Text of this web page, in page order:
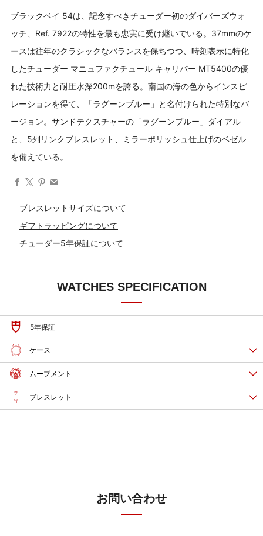
価
格
ブラックベイ 54は、記念すべきチューダー初のダイバーズウォ
ッチ、Ref. 7922の特性を最も忠実に受け継いでいる。37mmのケ
ースは往年のクラシックなバランスを保ちつつ、時刻表示に特化
したチューダー マニュファクチュール キャリバー MT5400の優
れた技術力と耐圧水深200mを誇る。南国の海の色からインスピ
レーションを得て、「ラグーンブルー」と名付けられた特別なバ
ージョン。サンドテクスチャーの「ラグーンブルー」ダイアル
と、5列リンクブレスレット、ミラーポリッシュ仕上げのベゼル
を備えている。
ブレスレットサイズについて
ギフトラッピングについて
チューダー5年保証について
WATCHES SPECIFICATION
5年保証
ケース
ムーブメント
ブレスレット
お問い合わせ